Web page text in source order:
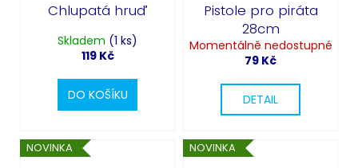
Chlupatá hruď
Skladem (1 ks)
119 Kč
DO KOŠÍKU
Pistole pro piráta
28cm
Momentálně nedostupné
79 Kč
DETAIL
NOVINKA NOVINKA